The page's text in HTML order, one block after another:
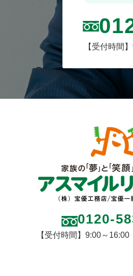
【受付時間
0120-
【受付時間】9:00～